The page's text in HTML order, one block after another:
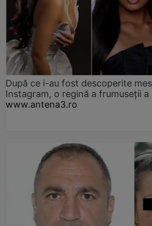
După ce i-au fost descoperite
Instagram, o regină a frumuseții
www.antena3.ro